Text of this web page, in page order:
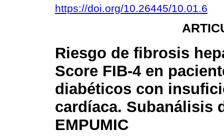
https://doi.org/10.26445/10.01.6
Riesgo de fibrosis
Score FIB-4 en
diabéticos con
cardíaca. Subanálisis
EMPUMIC